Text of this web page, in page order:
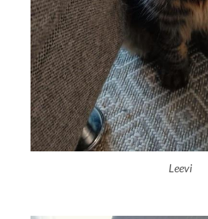
Leevi